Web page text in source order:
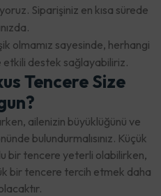
Siparişiniz en kısa sürede
olmamız sayesinde, herhangi
etkili destek sağlayabiliriz.
Tencere Size
ailenizin büyüklüğünü ve
bulundurmalısınız. Küçük
bir tencere yeterli olabilirken,
bir tencere tercih etmek daha